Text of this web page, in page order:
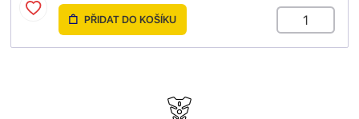
PŘIDAT DO KOŠÍKU